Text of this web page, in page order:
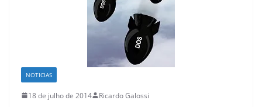
NOTICIAS
18 de julho de 2014 Ricardo Galossi